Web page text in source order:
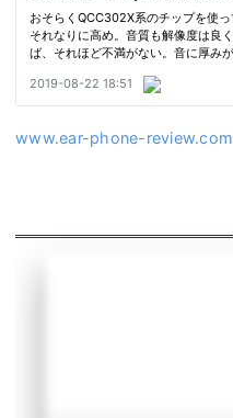
www.ear-phone-review.com